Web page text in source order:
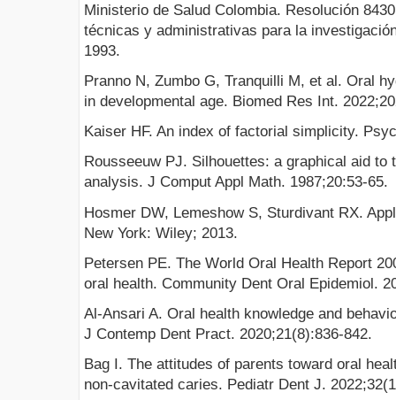
Ministerio de Salud Colombia. Resolución
técnicas y administrativas para la
1993.
Pranno N, Zumbo G, Tranquilli M, et al. Oral
in developmental age. Biomed Res Int.
Kaiser HF. An index of factorial simplicity.
Rousseeuw PJ. Silhouettes: a graphical aid
analysis. J Comput Appl Math. 1987;20:53-65.
Hosmer DW, Lemeshow S, Sturdivant RX.
New York: Wiley; 2013.
Petersen PE. The World Oral Health Report
oral health. Community Dent Oral Epidemiol.
Al-Ansari A. Oral health knowledge and
J Contemp Dent Pract. 2020;21(8):836-842.
Bag I. The attitudes of parents toward oral
non-cavitated caries. Pediatr Dent J.